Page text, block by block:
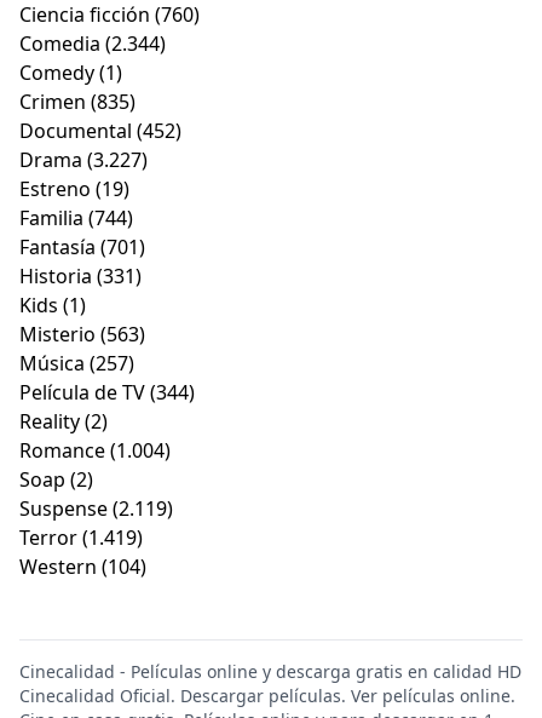
Ciencia ficción (760)
Comedia (2.344)
Comedy(1)
Crimen (835)
Documental (452)
Drama (3.227)
Estreno (19)
Familia (744)
Fantasía (701)
Historia (331)
Kids (1)
Misterio (563)
Música (257)
Película de TV(344)
Reality(2)
Romance(1.004)
Soap (2)
Suspense(2.119)
Terror(1.419)
Western (104)
Cinecalidad - Películas online y descarga gratis en calidad HD
Cinecalidad Oficial. Descargar películas. Ver películas online.